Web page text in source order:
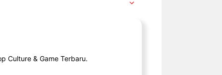
Culture & Game Terbaru.